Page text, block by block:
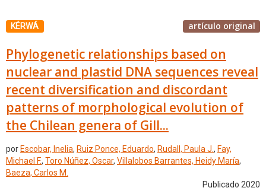
KÉRWÁ artículo original
Phylogenetic relationships based on
nuclear and plastid DNA sequences reveal
recent diversification and discordant
patterns of morphological evolution of
the Chilean genera of Gill...
por Escobar, Inelia, Ruiz Ponce, Eduardo, Rudall, Paula J., Fay,
Michael F., Toro Núñez, Oscar, Villalobos Barrantes, Heidy María,
Baeza, Carlos M.
Publicado 2020